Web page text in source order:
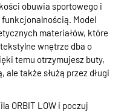
obuwia sportowego i
funkcjonalnością. Model
materiałów, które
wnętrze dba o
temu otrzymujesz buty,
także służą przez długi
ORBIT LOW i poczuj